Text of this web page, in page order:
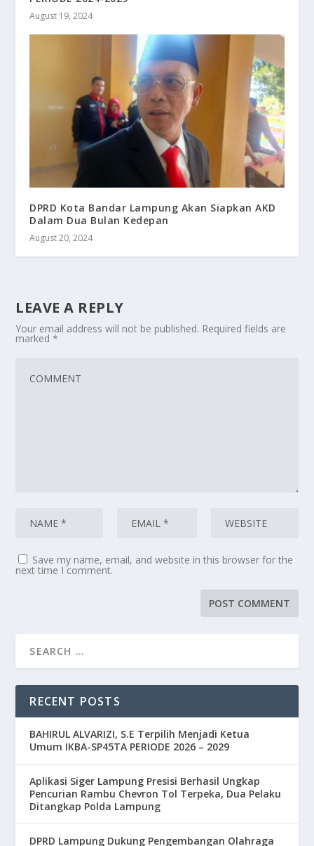
August 19, 2024
DPRD Kota Bandar Lampung Akan Siapkan AKD
Dalam Dua Bulan Kedepan
August 20, 2024
LEAVE A REPLY
Your email address will not be published. Required fields are
marked*
Save my name, email, and website in this browser for the
next time I comment.
RECENT POSTS
BAHIRUL ALVARIZI, S.E Terpilih Menjadi Ketua
Umum IKBA-SP45TA PERIODE 2026 – 2029
Aplikasi Siger Lampung Presisi Berhasil Ungkap
Pencurian Rambu Chevron Tol Terpeka, Dua Pelaku
Ditangkap Polda Lampung
DPRD Lampung Dukung Pengembangan Olahraga